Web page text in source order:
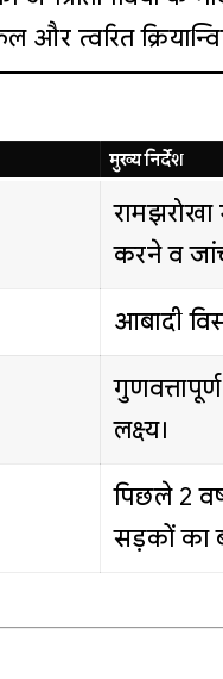
और त्वरित
मुख्य निर्देश
करने व
आबादी
लक्ष्य।
पिछले 2
सड़कों का